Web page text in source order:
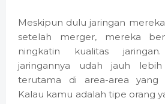
Meskipun dulu jaringan
setelah merger, mereka
ningkatin kualitas
jaringannya udah jauh
terutama di area-area yang
Kalau kamu adalah tipe orang